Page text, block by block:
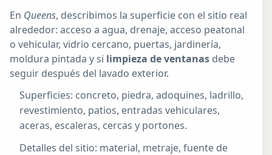
En Queens, describimos la superficie con el sitio real
alrededor: acceso a agua, drenaje, acceso peatonal
o vehicular, vidrio cercano, puertas, jardinería,
moldura pintada y si limpieza de ventanas debe
seguir después del lavado exterior.
Superficies: concreto, piedra, adoquines, ladrillo,
revestimiento, patios, entradas vehiculares,
aceras, escaleras, cercas y portones.
Detalles del sitio: material, metraje, fuente de